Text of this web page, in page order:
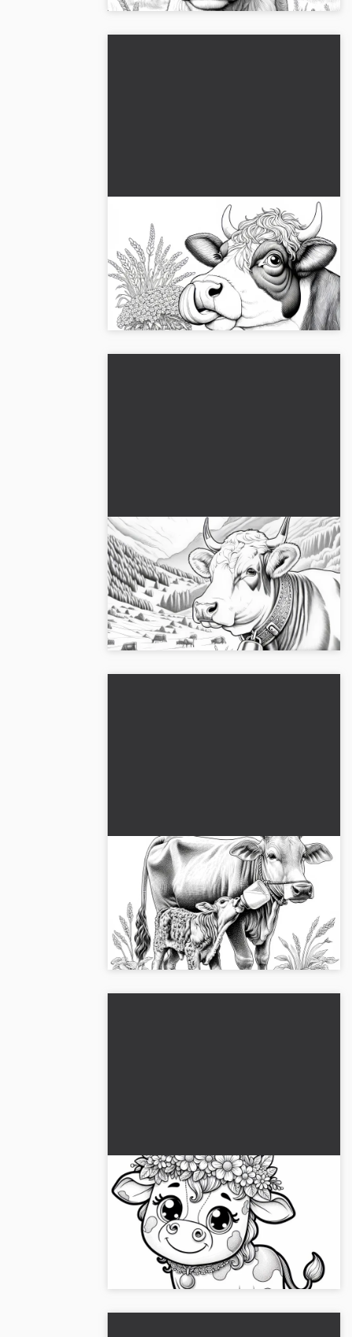
Nysgerrig ko med kurve fyldt
med foder: Landliv til at
farvelægge (Gratis)
Oplev den spændende maleblad af en ko
og kurve fyldt med mad. Download
billedet gratis nu!...
Ko med klokke om halsen i
alpelandskab: Malebillede til
download (Gratis)
Hent det gratis malebillede af en ko med
klokkehalsbånd i alpelandskabet.
Download nu!...
Lille kalv drikker mælk ved siden
af ko-mor: Detaljeret
farvelægningsbillede (Gratis)
Opdag vores søde farvelægning af en lille
kalv, der drikker mælk. Hent billedet
gratis!...
Glad ko med blomsterkrans på
hovedet som malebog (Gratis)
Hent denne malebog af en glad ko med
blomsterkrans. Tilgængelig til download i
høj kvalitet. Download nu!...